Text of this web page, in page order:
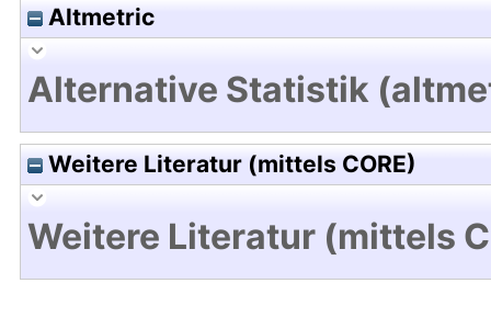
Altmetric
Alternative Statistik
Weitere Literatur (mittels CORE)
Weitere Literatur (mittels